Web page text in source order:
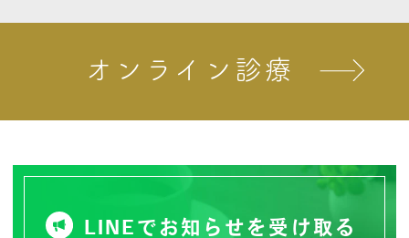
オンライン診療
LINEでお知らせを受け取る